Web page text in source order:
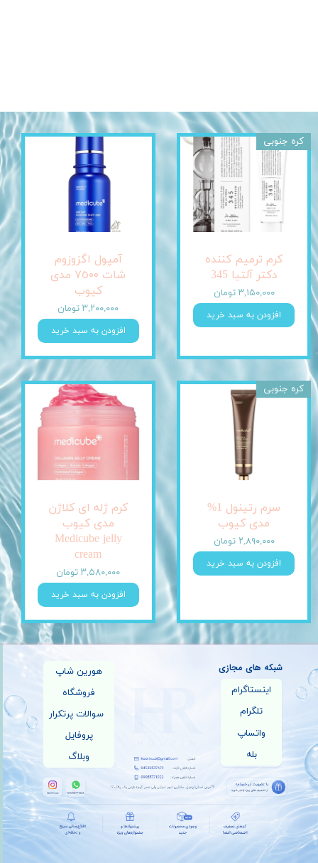
کرم ترمیم کننده
دکتر آلتیا 345
۳,۱۵۰,۰۰۰ تومان
افزودن به سبد خرید
کره جنوبی
آمپول اگزوزوم
شات ٧٥٠٠ مدی
کیوب
۳,۲۰۰,۰۰۰ تومان
افزودن به سبد خرید
سرم رتینول 1%
مدی کیوب
۲,۸۹۰,۰۰۰ تومان
افزودن به سبد خرید
کره جنوبی
کرم ژله ای کلاژن
مدی کیوب
Medicube jelly
cream
۳,۵۸۰,۰۰۰ تومان
افزودن به سبد خرید
هورین شاپ
فروشگاه
سوالات پرتکرار
پروفایل
وبلاگ
اینستاگرام
تلگرام
واتساپ
بله
شبکه های مجازی